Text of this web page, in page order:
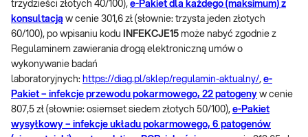
trzydzieści złotych 40/100), e-Pakiet dla każdego (maksimum) z
konsultacją w cenie 301,6 zł (słownie: trzysta jeden złotych
60/100), po wpisaniu kodu
INFEKCJE15 może nabyć zgodnie z
Regulaminem zawierania drogą elektroniczną umów o
wykonywanie badań
laboratoryjnych: https://diag.pl/sklep/regulamin-aktualny/, e-
Pakiet – infekcje przewodu pokarmowego, 22 patogeny w cenie
807,5 zł (słownie: osiemset siedem złotych 50/100), e-Pakiet
wysyłkowy – infekcje układu pokarmowego, 6 patogenów